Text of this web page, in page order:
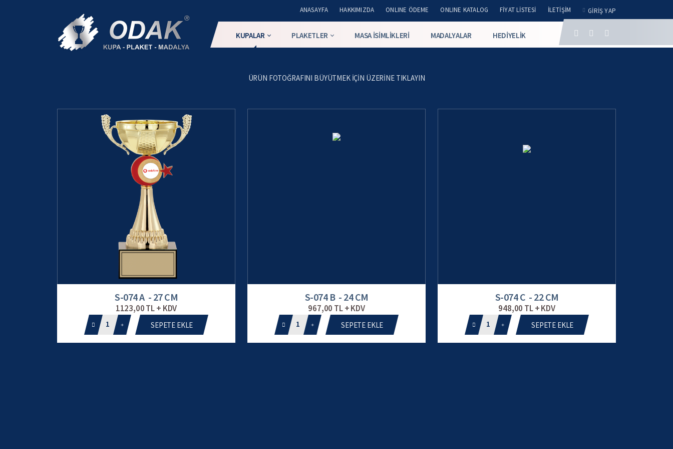
ANASAYFA HAKKIMIZDA ONLINE ÖDEME ONLINE KATALOG FIYAT LISTESI İLETIŞIM GIRIŞ YAP
KUPALAR PLAKETLER MASA İSIMLIKLERI MADALYALAR HEDIYELIK
ÜRÜN FOTOĞRAFINI BÜYÜTMEK IÇIN ÜZERINE TIKLAYIN
S-074 A - 27 CM
1123,00 TL + KDV
1 SEPETE EKLE
S-074 B - 24 CM
967,00 TL + KDV
1 SEPETE EKLE
S-074 C - 22 CM
948,00 TL + KDV
1 SEPETE EKLE